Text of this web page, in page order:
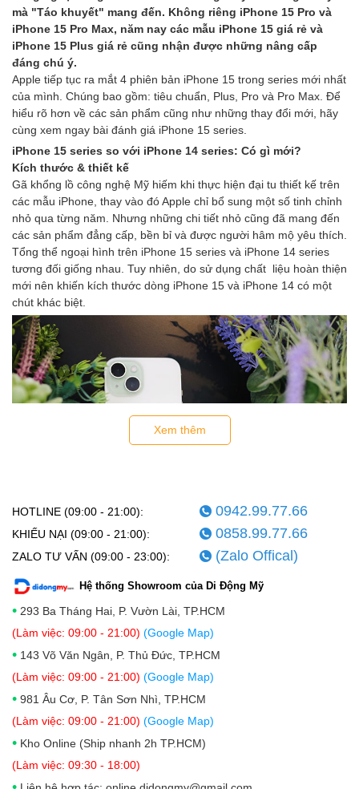
mà "Táo khuyết" mang đến. Không riêng iPhone 15 Pro và
iPhone 15 Pro Max, năm nay các mẫu iPhone 15 giá rẻ và
iPhone 15 Plus giá rẻ cũng nhận được những nâng cấp
đáng chú ý.
Apple tiếp tục ra mắt 4 phiên bản iPhone 15 trong series mới nhất
của mình. Chúng bao gồm: tiêu chuẩn, Plus, Pro và Pro Max. Để
hiểu rõ hơn về các sản phẩm cũng như những thay đổi mới, hãy
cùng xem ngay bài đánh giá iPhone 15 series.
iPhone 15 series so với iPhone 14 series: Có gì mới?
Kích thước & thiết kế
Gã khổng lồ công nghệ Mỹ hiếm khi thực hiện đại tu thiết kế trên
các mẫu iPhone, thay vào đó Apple chỉ bổ sung một số tinh chỉnh
nhỏ qua từng năm. Nhưng những chi tiết nhỏ cũng đã mang đến
các sản phẩm đẳng cấp, bền bỉ và được người hâm mộ yêu thích.
Tổng thể ngoại hình trên iPhone 15 series và iPhone 14 series
tương đối giống nhau. Tuy nhiên, do sử dụng chất liệu hoàn thiện
mới nên khiến kích thước dòng iPhone 15 và iPhone 14 có một
chút khác biệt.
iPhone 15 có ngoại hình tương tự iPhone 14
14 series:
Năm nay, một trong những thay đổi đáng chú ý nhất của iPhone
15 series so với iPhone 14 series cũng như các model tiền nhiệm
trước chính là chuyển sang sử dụng cổng USB-C thay vì
Xem thêm
HOTLINE (09:00 - 21:00): 0942.99.77.66
KHIẾU NẠI (09:00 - 21:00): 0858.99.77.66
ZALO TƯ VẤN (09:00 - 23:00): (Zalo Offical)
Hệ thống Showroom của Di Động Mỹ
• 293 Ba Tháng Hai, P. Vườn Lài, TP.HCM
(Làm việc: 09:00 - 21:00) (Google Map)
• 143 Võ Văn Ngân, P. Thủ Đức, TP.HCM
(Làm việc: 09:00 - 21:00) (Google Map)
• 981 Âu Cơ, P. Tân Sơn Nhì, TP.HCM
(Làm việc: 09:00 - 21:00) (Google Map)
• Kho Online (Ship nhanh 2h TP.HCM)
(Làm việc: 09:30 - 18:00)